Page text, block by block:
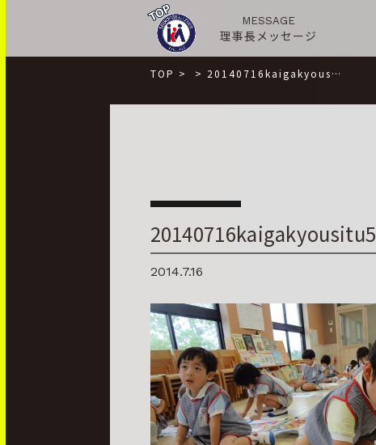
MESSAGE
理事長メッセージ
TOP > > 20140716kaigakyous…
20140716kaigakyousitu5
2014.7.16